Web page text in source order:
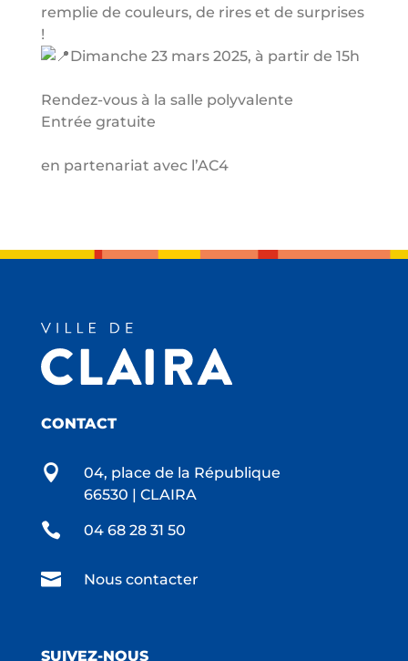
remplie de couleurs, de rires et de surprises
!
Dimanche 23 mars 2025, à partir de 15h
Rendez-vous à la salle polyvalente
Entrée gratuite
en partenariat avec l’AC4
CONTACT

04, place de la République
66530 | CLAIRA
 04 68 28 31 50
 Nous contacter
SUIVEZ-NOUS